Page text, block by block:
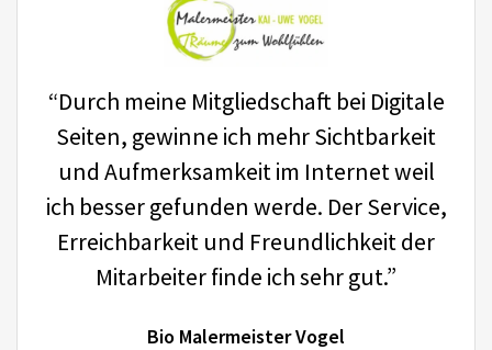
“Durch meine Mitgliedschaft bei Digitale
Seiten, gewinne ich mehr Sichtbarkeit
und Aufmerksamkeit im Internet weil
ich besser gefunden werde. Der Service,
Erreichbarkeit und Freundlichkeit der
Mitarbeiter finde ich sehr gut.”
Bio Malermeister Vogel